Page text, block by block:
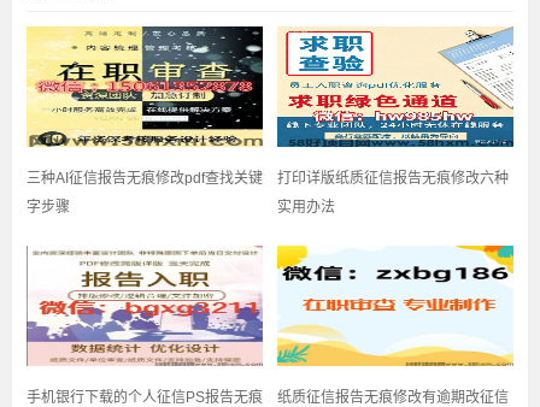
三种AI征信报告无痕修改pdf查找关键
字步骤
打印详版纸质征信报告无痕修改六种
实用办法
手机银行下载的个人征信PS报告无痕
纸质征信报告无痕修改有逾期改征信